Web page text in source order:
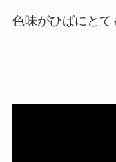
色味がひばにとて